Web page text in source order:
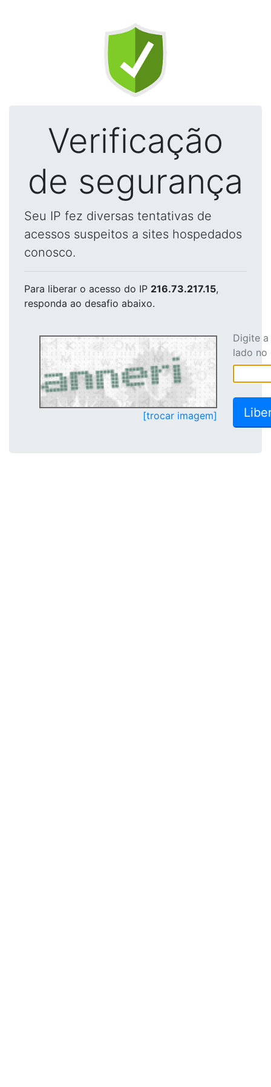
Verificação
de segurança
Seu IP fez diversas tentativas de
acessos suspeitos a sites hospedados
conosco.
Para liberar o acesso do IP 216.73.217.15,
responda ao desafio abaixo.
[trocar imagem]
Digite
lado no